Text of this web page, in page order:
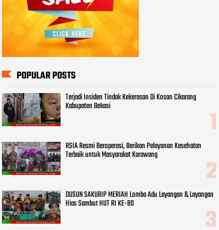
POPULAR POSTS
Terjadi Insiden Tindak Kekerasan Di Kosan Cikarang
Kabupaten Bekasi
RSIA Resmi Beroperasi, Berikan Pelayanan Kesehatan
Terbaik untuk Masyarakat Karawang
DUSUN SAKURIP MERIAH Lomba Adu Layangan & Layangan
Hias Sambut HUT RI KE-80